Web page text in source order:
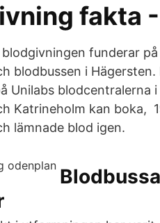
fakta -
funderar
blodbussen i
Unilabs blodcentralerna
Katrineholm kan boka,
lämnade blod igen.